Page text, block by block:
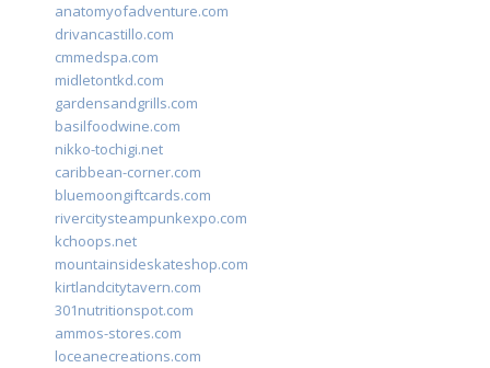
anatomyofadventure.com
drivancastillo.com
cmmedspa.com
midletontkd.com
gardensandgrills.com
basilfoodwine.com
nikko-tochigi.net
caribbean-corner.com
bluemoongiftcards.com
rivercitysteampunkexpo.com
kchoops.net
mountainsideskateshop.com
kirtlandcitytavern.com
301nutritionspot.com
ammos-stores.com
loceanecreations.com